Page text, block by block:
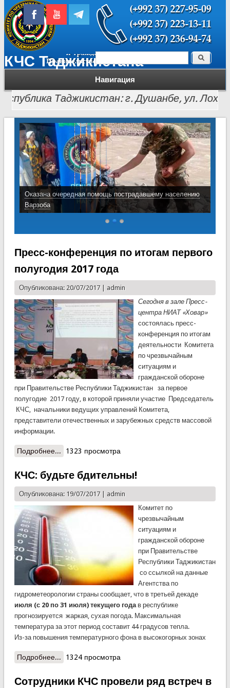
КЧС Таджикистана
Навигация
Форма поиска Поиск
Таджикистан: г. Душанбе, ул. Лохути,
Оказана очередная помощь пострадавшему населению
Варзоба
Пресс-конференция по итогам первого
полугодия 2017 года
Опубликована: 20/07/2017 | admin
Сегодня в зале Пресс-
центра НИАТ«Ховар»
состоялась пресс-
конференция по итогам
деятельности Комитета
по чрезвычайным
ситуациям и
гражданской обороне
при Правительстве Республики Таджикистан за первое
полугодие 2017 году, в которой приняли участие Председатель
КЧС, начальники ведущих управлений Комитета,
представители отечественных и зарубежных средств массовой
информации.
Подробнее... о Пресс-конференция по итогам первого
1323 просмотра
КЧС: будьте бдительны!
Опубликована: 19/07/2017 | admin
Комитет по
чрезвычайным
ситуациям и
гражданской обороне
при Правительстве
Республики Таджикистан
со ссылкой на данные
Агентства по
гидрометеорологии страны сообщает, что в третьей декаде
июля (с 20 по 31 июля) текущего года в республике
прогнозируется жаркая, сухая погода. Максимальная
температура за этот период составит 44 градусов тепла.
Из-за повышения температурного фона в высокогорных зонах
Подробнее... о КЧС: будьте бдительны!
1324 просмотра
Сотрудники КЧС провели ряд встреч в